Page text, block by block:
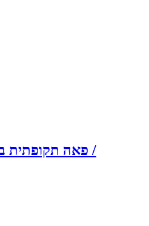
פאה תקופתית בלונדינית תלתלים /